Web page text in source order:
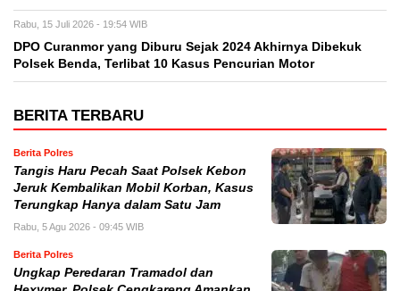
Rabu, 15 Juli 2026 - 19:54 WIB
DPO Curanmor yang Diburu Sejak 2024 Akhirnya Dibekuk
Polsek Benda, Terlibat 10 Kasus Pencurian Motor
BERITA TERBARU
Berita Polres
Tangis Haru Pecah Saat Polsek Kebon
Jeruk Kembalikan Mobil Korban, Kasus
Terungkap Hanya dalam Satu Jam
Rabu, 5 Agu 2026 - 09:45 WIB
Berita Polres
Ungkap Peredaran Tramadol dan